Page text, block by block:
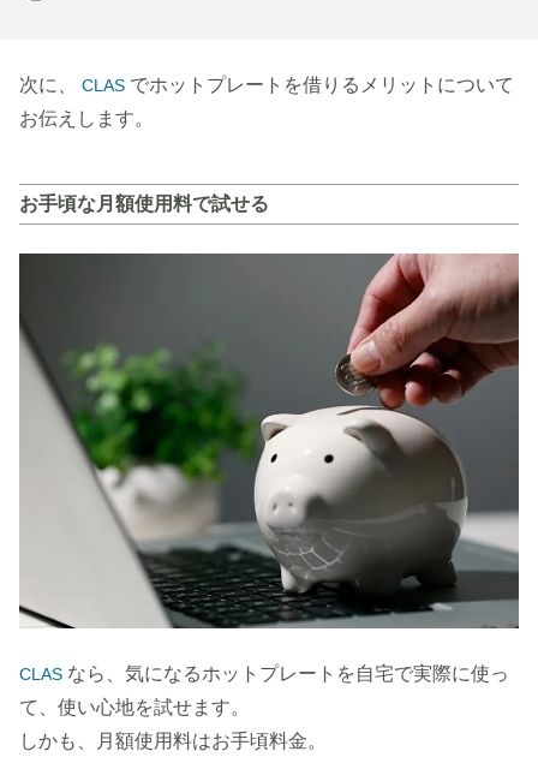
次に、 CLAS でホットプレートを借りるメリットについて
お伝えします。
お手頃な月額使用料で試せる
CLAS なら、気になるホットプレートを自宅で実際に使っ
て、使い心地を試せます。
しかも、月額使用料はお手頃料金。